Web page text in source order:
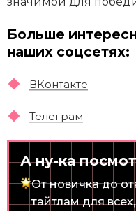
Больше
наших соцсетях:
ВКонтакте
Телеграм
А ну-ка
От новичка до
тайтлам для